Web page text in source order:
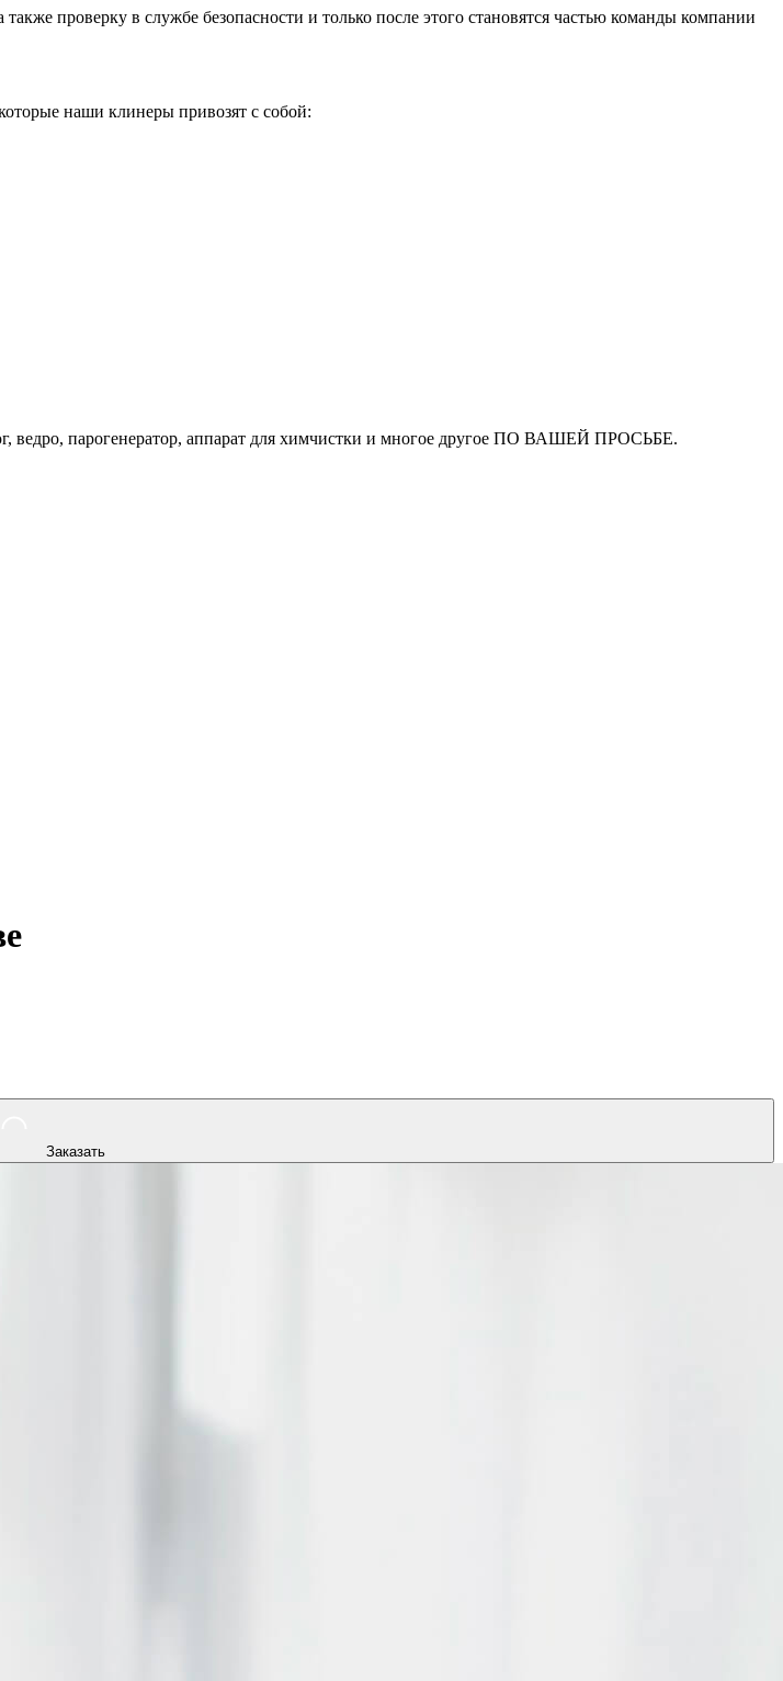
проверку в службе безопасности и только после этого становятся частью команды компании
наши клинеры привозят с собой:
ведро, парогенератор, аппарат для химчистки и многое другое ПО ВАШЕЙ ПРОСЬБЕ.
Заказать